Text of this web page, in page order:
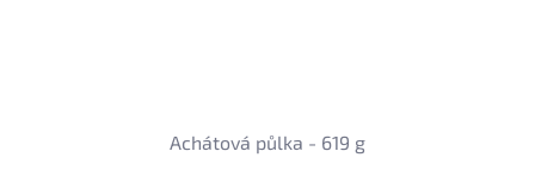
Achátová půlka - 619 g